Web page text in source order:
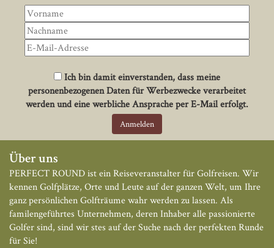
Ich bin damit einverstanden, dass meine
personenbezogenen Daten für Werbezwecke verarbeitet
werden und eine werbliche Ansprache per E-Mail erfolgt.
Über uns
PERFECT ROUND ist ein Reiseveranstalter für Golfreisen. Wir
kennen Golfplätze, Orte und Leute auf der ganzen Welt, um Ihre
ganz persönlichen Golfträume wahr werden zu lassen. Als
familengeführtes Unternehmen, deren Inhaber alle passionierte
Golfer sind, sind wir stes auf der Suche nach der perfekten Runde
für Sie!